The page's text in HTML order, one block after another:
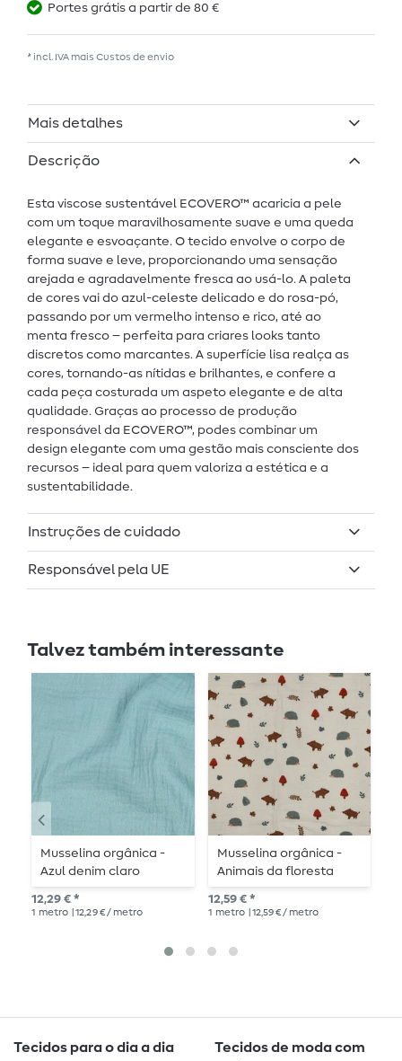
Portes grátis a partir de 80 €
* incl. IVA mais Custos de envio
Mais detalhes
Descrição
Esta viscose sustentável ECOVERO™ acaricia a pele
com um toque maravilhosamente suave e uma queda
elegante e esvoaçante. O tecido envolve o corpo de
forma suave e leve, proporcionando uma sensação
arejada e agradavelmente fresca ao usá-lo. A paleta
de cores vai do azul-celeste delicado e do rosa-pó,
passando por um vermelho intenso e rico, até ao
menta fresco – perfeita para criares looks tanto
discretos como marcantes. A superfície lisa realça as
cores, tornando-as nítidas e brilhantes, e confere a
cada peça costurada um aspeto elegante e de alta
qualidade. Graças ao processo de produção
responsável da ECOVERO™, podes combinar um
design elegante com uma gestão mais consciente dos
recursos – ideal para quem valoriza a estética e a
sustentabilidade.
Instruções de cuidado
Responsável pela UE
Talvez também interessante
Musselina orgânica -
Azul denim claro
12,29 € *
1 metro | 12,29 € / metro
Musselina orgânica -
Animais da floresta
Natural
12,59 € *
1 metro | 12,59 € / metro
Tecidos para o dia a dia
Tecidos de moda com